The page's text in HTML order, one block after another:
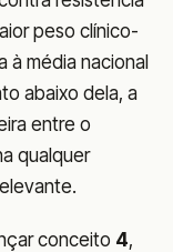
peso clínico-
à média nacional
abaixo dela, a
entre o
qualquer
conceito 4,